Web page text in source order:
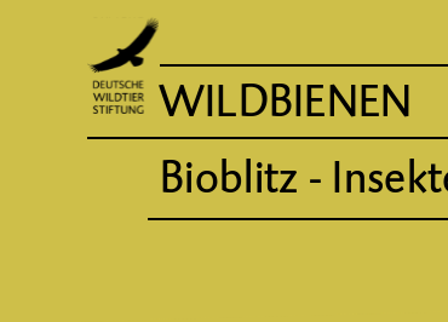
WILDBIENEN
Bioblitz -